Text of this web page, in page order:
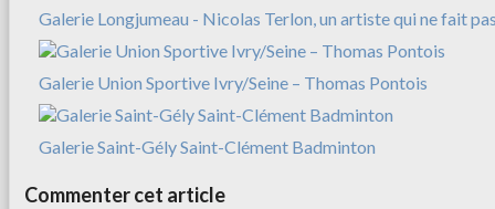
Galerie Longjumeau - Nicolas Terlon, un artiste qui ne fait
Galerie Union Sportive Ivry/Seine – Thomas Pontois
Galerie Saint-Gély Saint-Clément Badminton
Commenter cet article